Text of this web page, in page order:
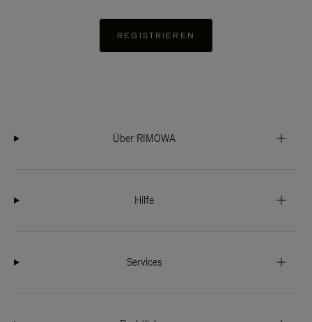
REGISTRIEREN
Über RIMOWA
Hilfe
Services